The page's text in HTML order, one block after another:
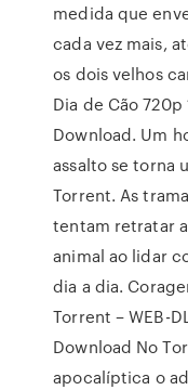
medida que
cada vez mais,
os dois velhos
Dia de Cão
Download. Um
assalto se torna
Torrent. As
tentam retratar
animal ao lidar
dia a dia.
Torrent – WEB-
Download No
apocalíptica o